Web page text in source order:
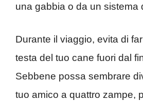
una gabbia o da un sistema
Durante il viaggio, evita di
testa del tuo cane fuori dal
Sebbene possa sembrare
tuo amico a quattro zampe,